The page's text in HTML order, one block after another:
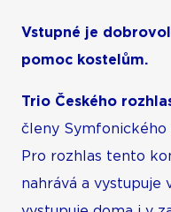
Vstupné je
pomoc kostelům.
Trio Českého
členy Symfonického
Pro rozhlas tento
nahrává a vystupuje